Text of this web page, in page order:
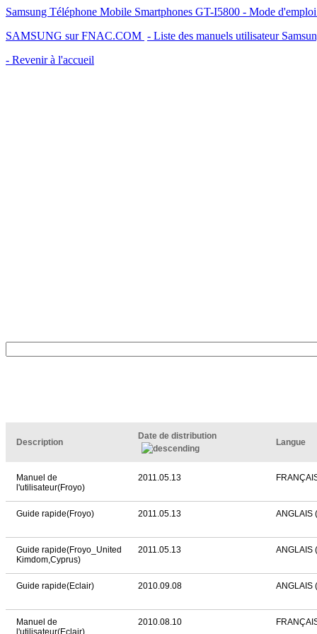
Samsung Téléphone Mobile Smartphones GT-I5800 - Mode
SAMSUNG sur FNAC.COM - Liste des manuels utilisateur
- Revenir à l'accueil
Description
Date de distribution
Langue
Manuel de
l'utilisateur(Froyo)
2011.05.13
Guide rapide(Froyo) 2011.05.13 ANGLAIS
Guide rapide(Froyo_United
Kimdom,Cyprus)
2011.05.13 ANGLAIS
Guide rapide(Eclair) 2010.09.08 ANGLAIS
Manuel de
l'utilisateur(Eclair)
2010.08.10